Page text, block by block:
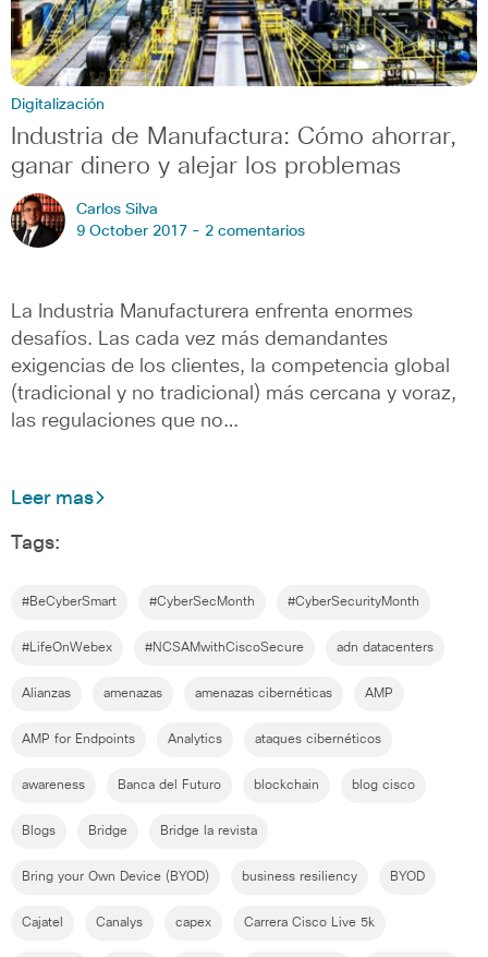
Digitalización
Industria de Manufactura: Cómo ahorrar,
ganar dinero y alejar los problemas
Carlos Silva
9 October 2017 - 2 comentarios
La Industria Manufacturera enfrenta enormes
desafíos. Las cada vez más demandantes
exigencias de los clientes, la competencia global
(tradicional y no tradicional) más cercana y voraz,
las regulaciones que no…
Leer mas
Tags:
#BeCyberSmart #CyberSecMonth #CyberSecurityMonth
#LifeOnWebex #NCSAMwithCiscoSecure adn datacenters
Alianzas amenazas amenazas cibernéticas AMP
AMP for Endpoints Analytics ataques cibernéticos
awareness Banca del Futuro blockchain blog cisco
Blogs Bridge Bridge la revista
Bring your Own Device (BYOD) business resiliency BYOD
Cajatel Canalys capex Carrera Cisco Live 5k